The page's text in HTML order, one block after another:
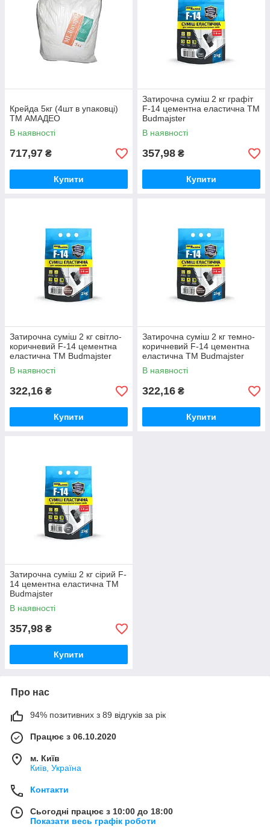
Крейда 5кг (4шт в упаковці)
ТМ АМАДЕО
В наявності
717,97 ₴
Купити
Затирочна суміш 2 кг графіт
F-14 цементна еластична ТМ
Budmajster
В наявності
357,98 ₴
Купити
Затирочна суміш 2 кг світло-
коричневий F-14 цементна
еластична ТМ Budmajster
В наявності
322,16 ₴
Купити
Затирочна суміш 2 кг темно-
коричневий F-14 цементна
еластична ТМ Budmajster
В наявності
322,16 ₴
Купити
Затирочна суміш 2 кг сірий F-
14 цементна еластична ТМ
Budmajster
В наявності
357,98 ₴
Купити
Про нас
94% позитивних з 89 відгуків за рік
Працює з 06.10.2020
м. Київ
Київ, Україна
Контакти
Сьогодні працює з 10:00 до 18:00
Показати весь графік роботи